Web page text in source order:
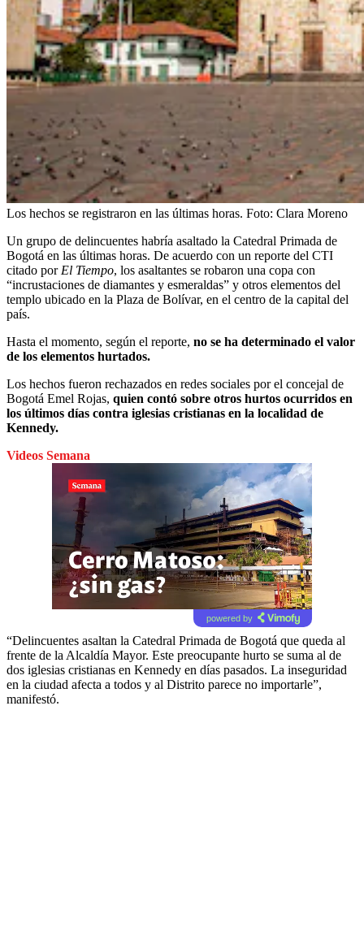
Los hechos se registraron en las últimas horas. Foto: Clara Moreno
Un grupo de delincuentes habría asaltado la Catedral Primada de
Bogotá en las últimas horas. De acuerdo con un reporte del CTI
citado por El Tiempo, los asaltantes se robaron una copa con
“incrustaciones de diamantes y esmeraldas” y otros elementos del
templo ubicado en la Plaza de Bolívar, en el centro de la capital del
país.
Hasta el momento, según el reporte, no se ha determinado el valor
de los elementos hurtados.
Los hechos fueron rechazados en redes sociales por el concejal de
Bogotá Emel Rojas, quien contó sobre otros hurtos ocurridos en
los últimos días contra iglesias cristianas en la localidad de
Kennedy.
Videos Semana
powered by
“Delincuentes asaltan la Catedral Primada de Bogotá que queda al
frente de la Alcaldía Mayor. Este preocupante hurto se suma al de
dos iglesias cristianas en Kennedy en días pasados. La inseguridad
en la ciudad afecta a todos y al Distrito parece no importarle”,
manifestó.